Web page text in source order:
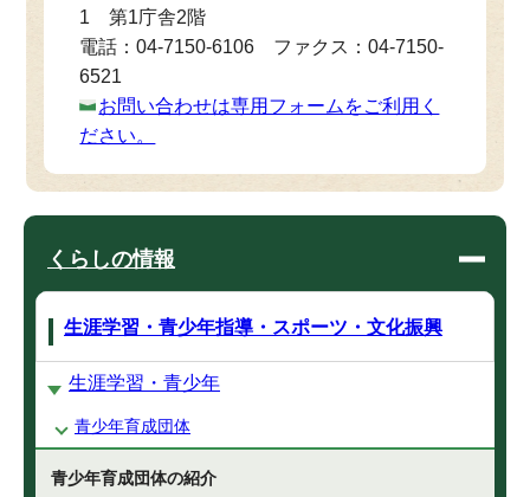
1 第1庁舎2階
電話：04-7150-6106 ファクス：04-7150-
6521
お問い合わせは専用フォームをご利用く
ださい。
くらしの情報
生涯学習・青少年指導・スポーツ・文化振興
生涯学習・青少年
青少年育成団体
青少年育成団体の紹介